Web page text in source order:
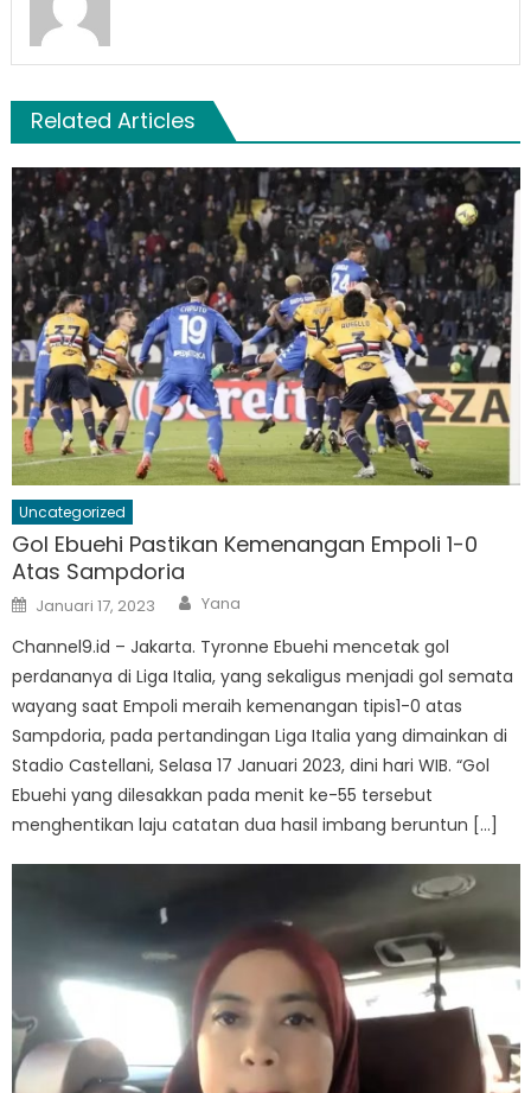
Related Articles
Uncategorized
Gol Ebuehi Pastikan Kemenangan Empoli 1-0
Atas Sampdoria
Posted
on
Januari 17, 2023 Author
Yana
Channel9.id – Jakarta. Tyronne Ebuehi mencetak gol
perdananya di Liga Italia, yang sekaligus menjadi gol semata
wayang saat Empoli meraih kemenangan tipis1-0 atas
Sampdoria, pada pertandingan Liga Italia yang dimainkan di
Stadio Castellani, Selasa 17 Januari 2023, dini hari WIB. “Gol
Ebuehi yang dilesakkan pada menit ke-55 tersebut
menghentikan laju catatan dua hasil imbang beruntun […]